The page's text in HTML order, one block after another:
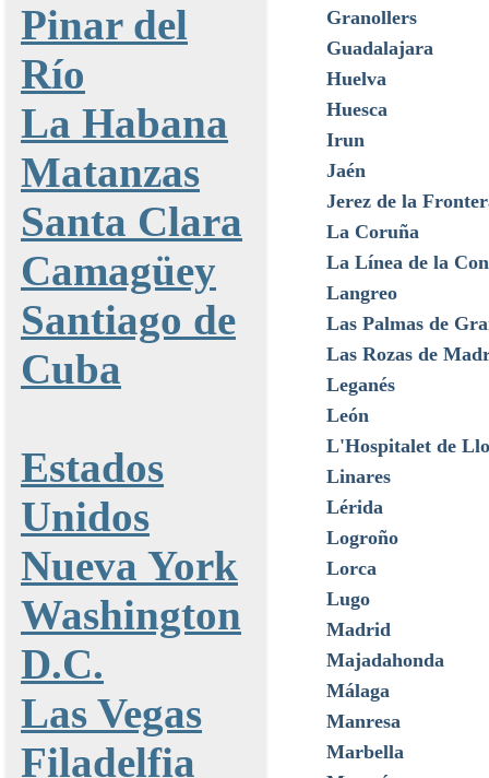
Pinar del
Río
La Habana
Matanzas
Santa Clara
Camagüey
Santiago de
Cuba
Estados
Unidos
Nueva York
Washington
D.C.
Las Vegas
Filadelfia
Granollers
Guadalajara
Huelva
Huesca
Irun
Jaén
Jerez de la
La Coruña
La Línea de la
Langreo
Las Palmas de
Las Rozas de
Leganés
León
L'Hospitalet de
Linares
Lérida
Logroño
Lorca
Lugo
Madrid
Majadahonda
Málaga
Manresa
Marbella